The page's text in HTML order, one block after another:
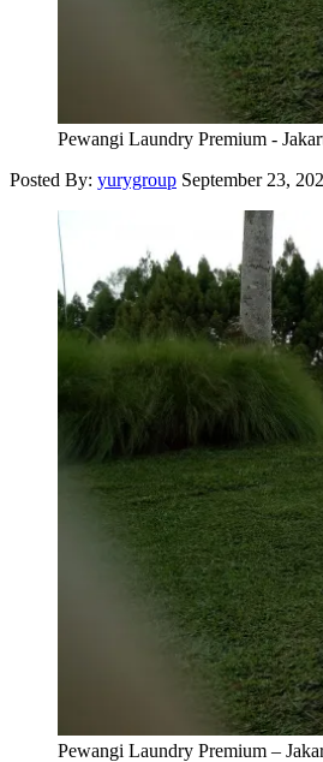
Pewangi Laundry Premium -
Posted By: yurygroup September 23,
Pewangi Laundry Premium –